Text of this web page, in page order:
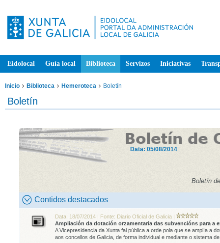
Eidolocal Guía local Biblioteca Servizos Iniciativas
Inicio Biblioteca Hemeroteca Boletín
Boletín
Data: 05/08/2014
Boletín
Contidos destacados
Data: 18/07/2014 | Fonte: Diario Oficial de Galicia |
Ampliación da dotación orzamentaria das subvencións para
A Vicepresidencia da Xunta fai pública a orde pola que se amplía a
aos concellos de Galicia, de forma individual e mediante o sistema